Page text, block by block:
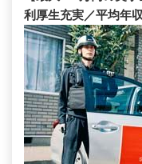
利厚生充実／平均年